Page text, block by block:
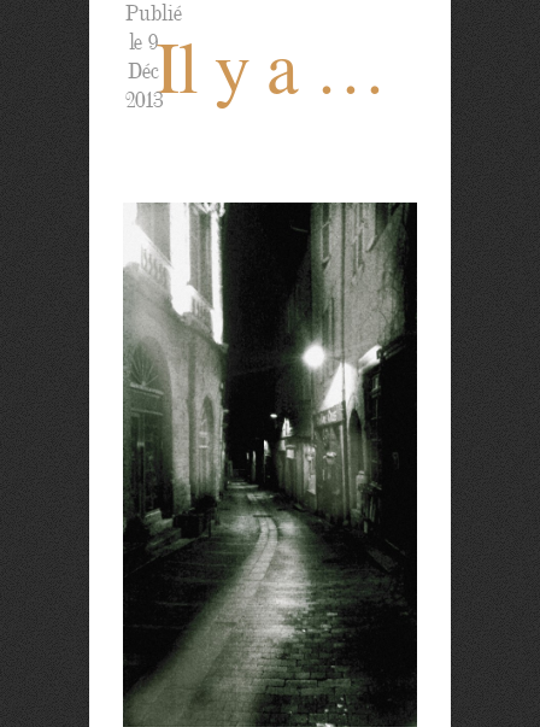
Il y a …
Publié
le 9
Déc
2013